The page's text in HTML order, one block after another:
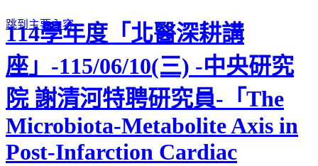
跳到主要內容
114學年度「北醫深耕講
座」-115/06/10(三) -中央研究
院 謝清河特聘研究員-「The
Microbiota-Metabolite Axis in
Post-Infarction Cardiac